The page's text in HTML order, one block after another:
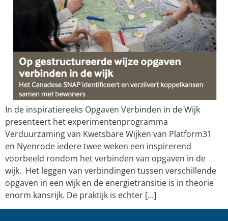
In de inspiratiereeks Opgaven Verbinden in de Wijk
presenteert het experimentenprogramma
Verduurzaming van Kwetsbare Wijken van Platform31
en Nyenrode iedere twee weken een inspirerend
voorbeeld rondom het verbinden van opgaven in de
wijk. Het leggen van verbindingen tussen verschillende
opgaven in een wijk en de energietransitie is in theorie
enorm kansrijk. De praktijk is echter […]